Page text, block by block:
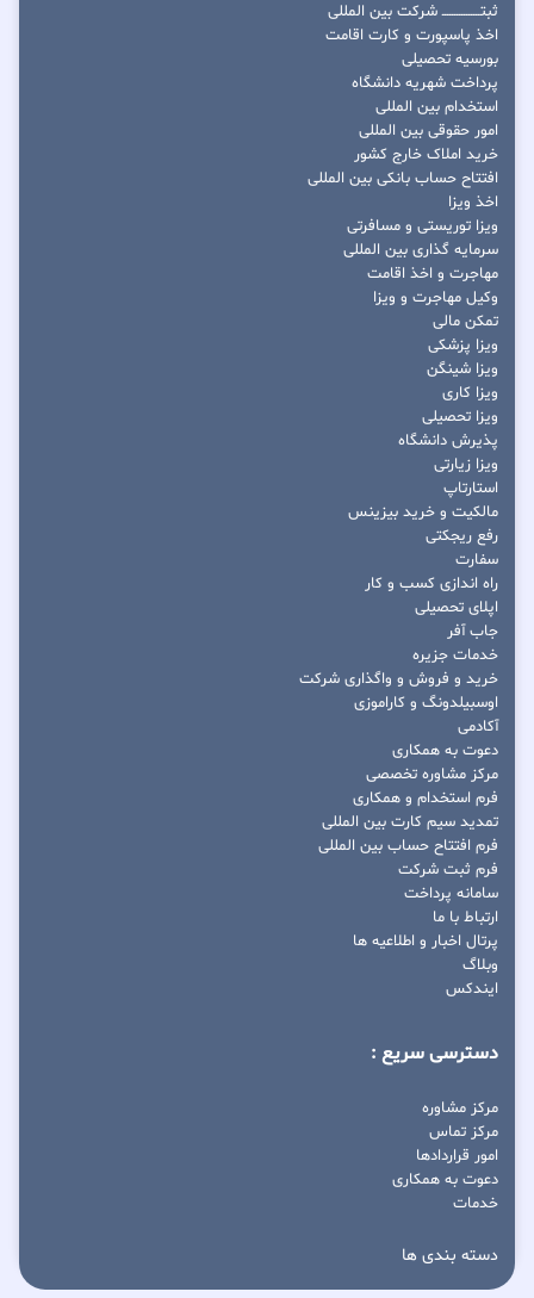
ثبتــــــــــــــــ شرکت بین المللی
اخذ پاسپورت و کارت اقامت
بورسیه تحصیلی
پرداخت شهریه دانشگاه
استخدام بین المللی
امور حقوقی بین المللی
خرید املاک خارج کشور
افتتاح حساب بانکی بین المللی
اخذ ویزا
ویزا توریستی و مسافرتی
سرمایه گذاری بین المللی
مهاجرت و اخذ اقامت
وکیل مهاجرت و ویزا
تمکن مالی
ویزا پزشکی
ویزا شینگن
ویزا کاری
ویزا تحصیلی
پذیرش دانشگاه
ویزا زیارتی
استارتاپ
مالکیت و خرید بیزینس
رفع ریجکتی
سفارت
راه اندازی کسب و کار
اپلای تحصیلی
جاب آفر
خدمات جزیره
خرید و فروش و واگذاری شرکت
اوسبیلدونگ و کاراموزی
آکادمی
دعوت به همکاری
مرکز مشاوره تخصصی
فرم استخدام و همکاری
تمدید سیم کارت بین المللی
فرم افتتاح حساب بین المللی
فرم ثبت شرکت
سامانه پرداخت
ارتباط با ما
پرتال اخبار و اطلاعیه ها
وبلاگ
ایندکس
دسترسی سریع :
مرکز مشاوره
مرکز تماس
امور قراردادها
دعوت به همکاری
خدمات
دسته بندی ها